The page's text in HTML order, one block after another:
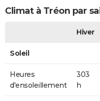
Climat à Tréon par
Hiver
Soleil
Heures
d'ensoleillement
303
h